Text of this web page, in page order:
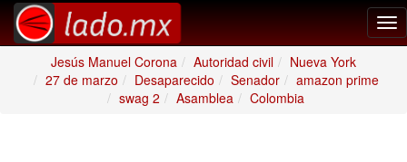
Jesús Manuel Corona
Autoridad civil
Nueva York
27 de marzo
Desaparecido Senador
amazon prime
swag 2
Asamblea Colombia